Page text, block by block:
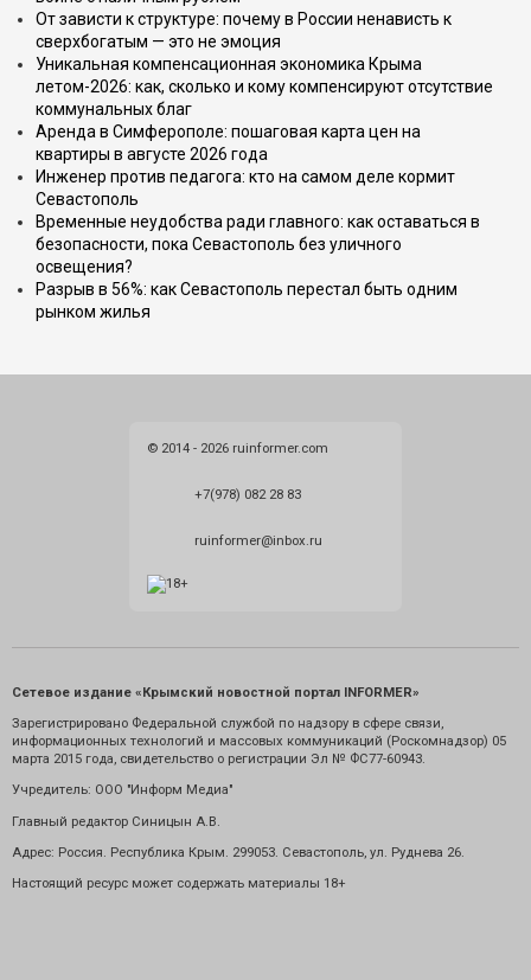
От зависти к структуре: почему в России ненависть к
сверхбогатым — это не эмоция
Уникальная компенсационная экономика Крыма
летом-2026: как, сколько и кому компенсируют отсутствие
коммунальных благ
Аренда в Симферополе: пошаговая карта цен на
квартиры в августе 2026 года
Инженер против педагога: кто на самом деле кормит
Севастополь
Временные неудобства ради главного: как оставаться в
безопасности, пока Севастополь без уличного
освещения?
Разрыв в 56%: как Севастополь перестал быть одним
рынком жилья
© 2014 - 2026 ruinformer.com
+7(978) 082 28 83
ruinformer@inbox.ru
Сетевое издание «Крымский новостной портал INFORMER»
Зарегистрировано Федеральной службой по надзору в сфере связи,
информационных технологий и массовых коммуникаций (Роскомнадзор) 05
марта 2015 года, свидетельство о регистрации Эл № ФС77-60943.
Учредитель: ООО "Информ Медиа"
Главный редактор Синицын А.В.
Адрес: Россия. Республика Крым. 299053. Севастополь, ул. Руднева 26.
Настоящий ресурс может содержать материалы 18+